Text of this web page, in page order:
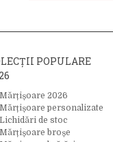
POPULARE
Mărțișoare 2026
Mărțișoare personalizate
Lichidări de stoc
Mărțișoare broșe